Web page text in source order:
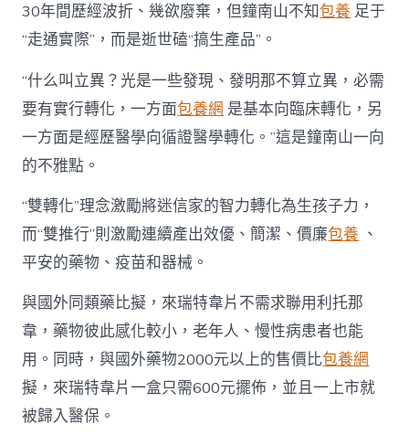
30年間歷經波折、幾欲廢棄，但鐘南山不知包養 足于
“走通實際”，而是逝世磕“搞生產品”。
“什么叫立異？光是一些發現、發明那不算立異，必需
要有實行轉化，一方面包養網 是基本向臨床轉化，另
一方面是經歷醫學向循證醫學轉化。”這是鐘南山一向
的不雅點。
“雙轉化”理念激勵將迷信家的智力轉化為生孩子力，
而“雙推行”則激勵連續產出效優、簡潔、價廉包養 、
平安的藥物、疫苗和器械。
與國外同類藥比擬，來瑞特韋片不需求聯用利托那
韋，藥物彼此感化較小，老年人、慢性病患者也能
用。同時，與國外藥物2000元以上的售價比包養網
擬，來瑞特韋片一盒只需600元擺佈，並且一上市就
被歸入醫保。